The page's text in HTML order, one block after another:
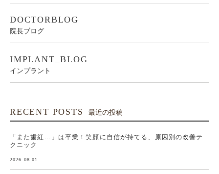
DOCTORBLOG
院長ブログ
IMPLANT_BLOG
インプラント
RECENT POSTS 最近の投稿
「また歯紅…」は卒業！笑顔に自信が持てる、原因別の改善テ
クニック
2026.08.01